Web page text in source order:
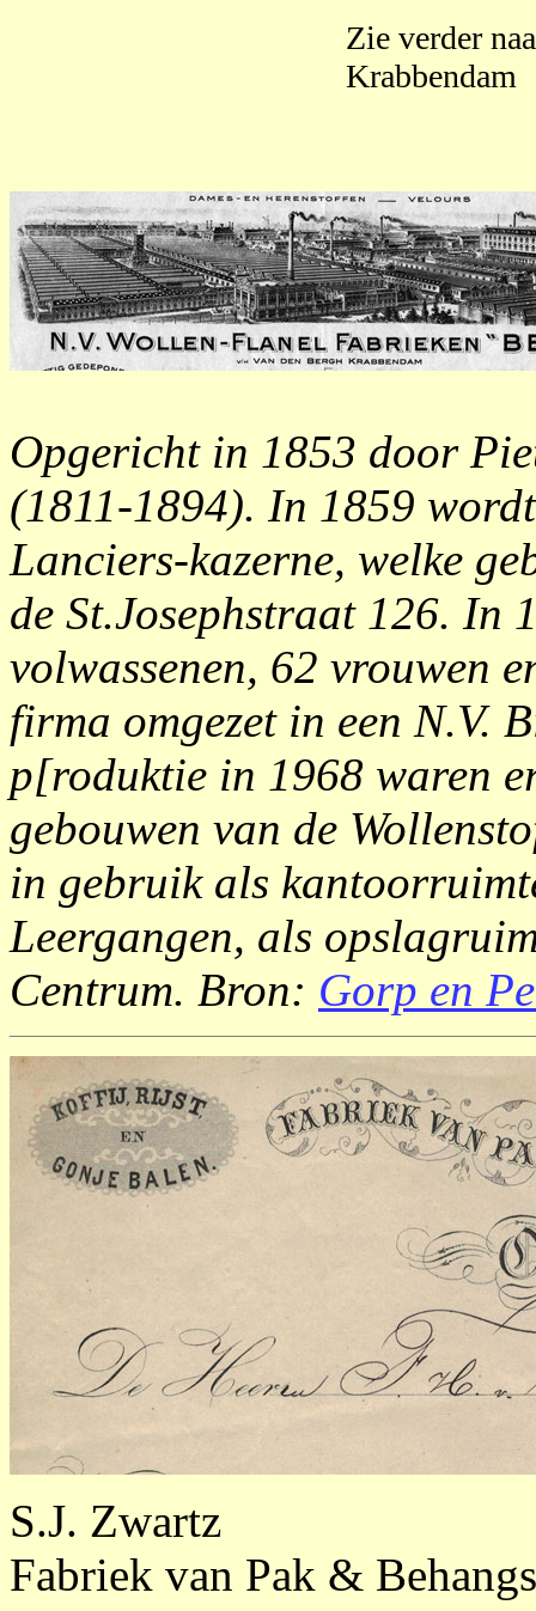
Zie verder
Krabbendam
Opgericht in 1853 door
(1811-1894). In 1859
Lanciers-kazerne, welke
de St.Josephstraat 126. In
volwassenen, 62 vrouwen
firma omgezet in een N.V.
p[roduktie in 1968 waren
gebouwen van de
in gebruik als
Leergangen, als
Centrum. Bron: Gorp en
S.J. Zwartz
Fabriek van Pak &